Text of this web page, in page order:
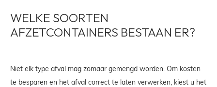
WELKE SOORTEN
AFZETCONTAINERS BESTAAN ER?
Niet elk type afval mag zomaar gemengd worden. Om kosten
te besparen en het afval correct te laten verwerken, kiest u het